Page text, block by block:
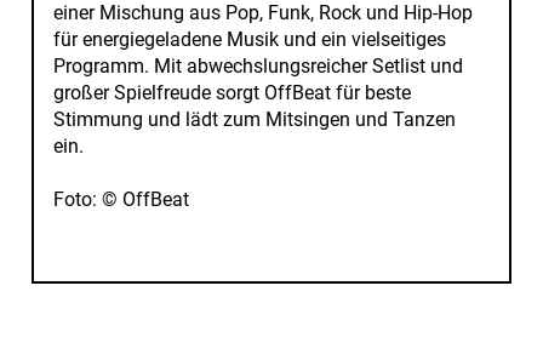
einer Mischung aus Pop, Funk, Rock und Hip-Hop
für energiegeladene Musik und ein vielseitiges
Programm. Mit abwechslungsreicher Setlist und
großer Spielfreude sorgt OffBeat für beste
Stimmung und lädt zum Mitsingen und Tanzen
ein.
Foto: © OffBeat